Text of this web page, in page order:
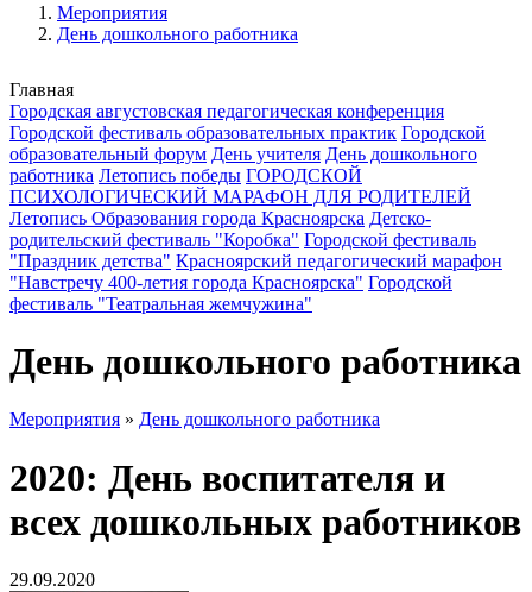
Мероприятия
День дошкольного работника
Главная
Городская августовская педагогическая конференция
Городской фестиваль образовательных практик Городской
образовательный форум День учителя День дошкольного
работника Летопись победы ГОРОДСКОЙ
ПСИХОЛОГИЧЕСКИЙ МАРАФОН ДЛЯ РОДИТЕЛЕЙ
Летопись Образования города Красноярска Детско-
родительский фестиваль "Коробка" Городской фестиваль
"Праздник детства" Красноярский педагогический марафон
"Навстречу 400-летия города Красноярска" Городской
фестиваль "Театральная жемчужина"
День дошкольного работника
Мероприятия » День дошкольного работника
2020: День воспитателя и
всех дошкольных работников
29.09.2020